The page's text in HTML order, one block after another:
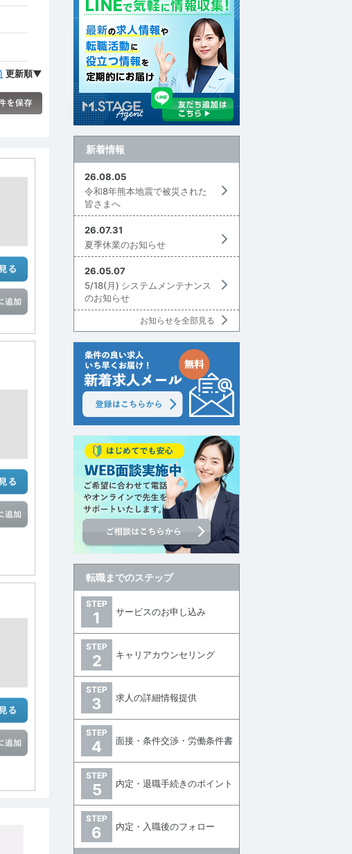
更新順▼
検討中リストに追加
検討中リストに追加
検討中リストに追加
新着情報
26.08.05
令和8年熊本地震で被災された
皆さまへ
26.07.31
夏季休業のお知らせ
26.05.07
5/18(月) システムメンテナンス
のお知らせ
お知らせを全部見る
転職までのステップ
STEP
1 サービスのお申し込み
STEP
2 キャリアカウンセリング
STEP
3 求人の詳細情報提供
STEP
4 面接・条件交渉・労働条件書
STEP
5 内定・退職手続きのポイント
STEP
6 内定・入職後のフォロー